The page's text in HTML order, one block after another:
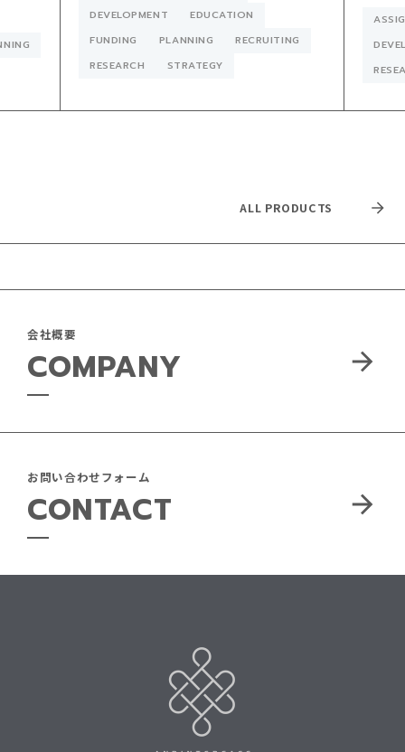
DEVELOPMENT
EDUCATION
FUNDING
PLANNING
RECRUITING
RESEARCH
STRATEGY
ALL PRODUCTS
会社概要
COMPANY
お問い合わせフォーム
CONTACT